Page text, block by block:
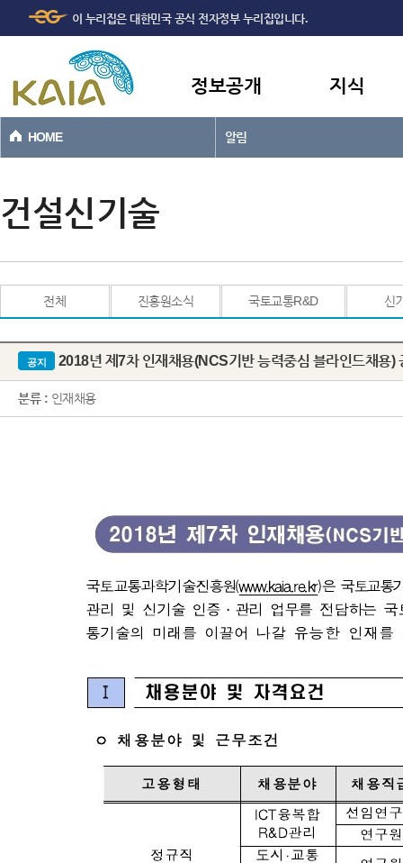
본문바로가기
이 누리집은 대한민국 공식 전자정부 누리집입니다.
정보공개 지식
HOME 알림
건설신기술
전체 진흥원소식 국토교통R&D 신
공지 2018년 제7차 인재채용(NCS기반 능력중심 블라인드채용)
분류 : 인재채용